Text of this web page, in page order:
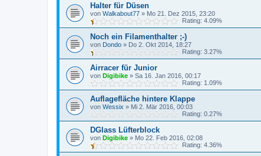
Halter für Düsen
von Walkabout77 » Mo 21. Dez 2015, 23:20
Rating: 4.09%
Noch ein Filamenthalter ;-)
von Dondo » Do 2. Okt 2014, 18:27
Rating: 3.27%
Airracer für Junior
von Digibike » Sa 16. Jan 2016, 00:17
Rating: 1.09%
Auflagefläche hintere Klappe
von Wessix » Mi 2. Mär 2016, 00:03
Rating: 0.27%
DGlass Lüfterblock
von Digibike » Mo 22. Feb 2016, 02:08
Rating: 4.36%